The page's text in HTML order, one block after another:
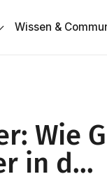
Wissen &
Wie
in d...